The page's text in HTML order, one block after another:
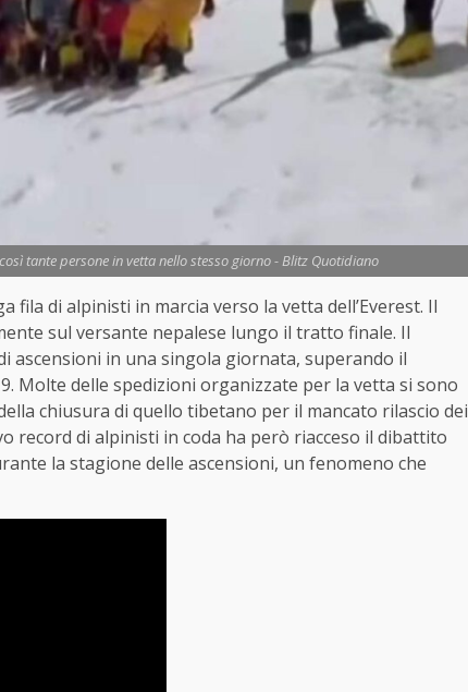
tante persone in vetta nello stesso giorno - Blitz Quotidiano
fila di alpinisti in marcia verso la vetta dell’Everest. Il
sul versante nepalese lungo il tratto finale. Il
ascensioni in una singola giornata, superando il
Molte delle spedizioni organizzate per la vetta si sono
chiusura di quello tibetano per il mancato rilascio dei
record di alpinisti in coda ha però riacceso il dibattito
la stagione delle ascensioni, un fenomeno che